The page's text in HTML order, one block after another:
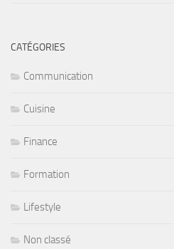
CATÉGORIES
Communication
Cuisine
Finance
Formation
Lifestyle
Non classé